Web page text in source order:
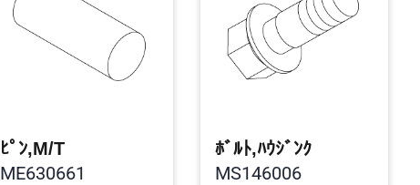
ﾋﾟﾝ,M/T
ME630661
ﾎﾞﾙﾄ,ﾊｳｼﾞﾝｸ
MS146006